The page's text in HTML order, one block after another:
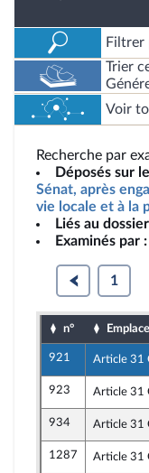
Filtrer
Trier
Voir
Recherche par
Déposés sur
Sénat, après
vie locale et à la
Liés au
Examinés par :
1
n°
921 Article 31
923 Article 31
934 Article 31
1287 Article 31